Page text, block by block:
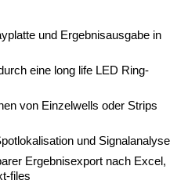
und Ergebnisausgabe in
eine long life LED Ring-
von Einzelwells oder Strips
und Signalanalyse
Ergebnisexport nach Excel,
files